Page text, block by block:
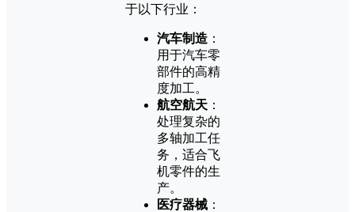
于以下行业：
汽车制造 ：
用于汽车零
部件的高精
度加工。
航空航天 ：
处理复杂的
多轴加工任
务，适合飞
机零件的生
产。
医疗器械 ：